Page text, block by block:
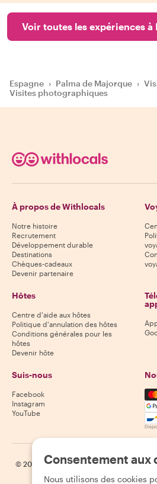
Voir toutes les expériences à
Espagne › Palma de Majorque ›
Visites photographiques
À propos de Withlocals
Notre histoire
Recrutement
Développement durable
Destinations
Chèques-cadeaux
Devenir partenaire
Hôtes
Centre d'aide aux hôtes
Politique d'annulation des hôtes
Conditions générales pour les
hôtes
Devenir hôte
Suis-nous
Facebook
Instagram
YouTube
© 2026 Withlocals.com | Politique de
site
Consentement aux
Nous utilisons des cookies